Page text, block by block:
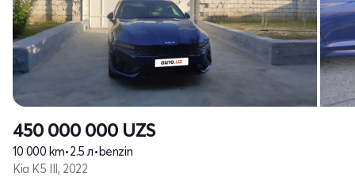
450 000 000 UZS
10 000 km•2.5 л•benzin
Kia K5 III, 2022